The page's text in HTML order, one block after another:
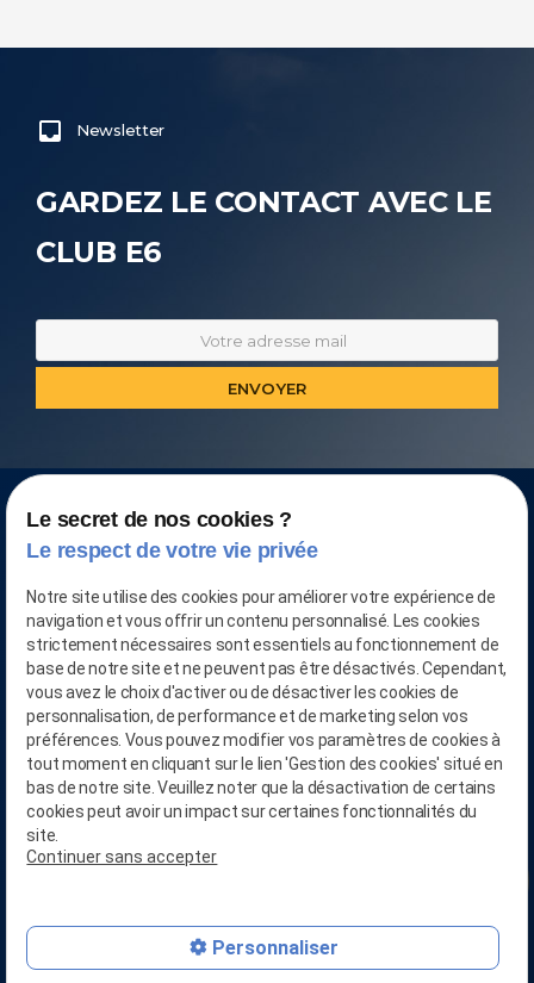
mail
Newsletter
GARDEZ LE CONTACT AVEC LE
CLUB E6
CONTACTEZ-NOUS AU
03.28.04.05.90
RETROUVEZ-NOUS SUR
Le secret de nos cookies ?
Le respect de votre vie privée
Notre site utilise des cookies pour améliorer votre expérience de
navigation et vous offrir un contenu personnalisé. Les cookies
strictement nécessaires sont essentiels au fonctionnement de
base de notre site et ne peuvent pas être désactivés. Cependant,
vous avez le choix d'activer ou de désactiver les cookies de
personnalisation, de performance et de marketing selon vos
préférences. Vous pouvez modifier vos paramètres de cookies à
tout moment en cliquant sur le lien 'Gestion des cookies' situé en
bas de notre site. Veuillez noter que la désactivation de certains
cookies peut avoir un impact sur certaines fonctionnalités du
site.
Continuer sans accepter
Personnaliser